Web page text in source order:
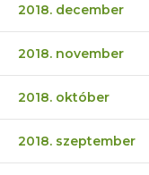
2018. december
2018. november
2018. október
2018. szeptember